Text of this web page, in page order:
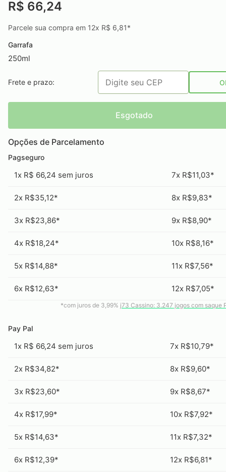
R$ 66,24
Parcele sua compra em 12x R$ 6,81*
Garrafa
250ml
Frete e prazo:
Esgotado
Opções de Parcelamento
Pagseguro
1x R$ 66,24 sem juros 7x R$11,03*
2x R$35,12* 8x R$9,83*
3x R$23,86* 9x R$8,90*
4x R$18,24* 10x R$8,16*
5x R$14,88* 11x R$7,56*
6x R$12,63* 12x R$7,05*
*com juros de 3,99% j73 Cassino: 3.247 jogos com saque
Pay Pal
1x R$ 66,24 sem juros 7x R$10,79*
2x R$34,82* 8x R$9,60*
3x R$23,60* 9x R$8,67*
4x R$17,99* 10x R$7,92*
5x R$14,63* 11x R$7,32*
6x R$12,39* 12x R$6,81*